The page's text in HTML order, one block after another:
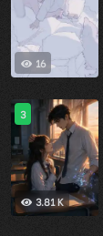
16
3.81 K
3